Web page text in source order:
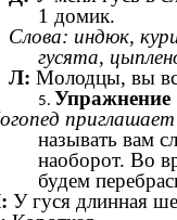
1 домик.
Слова: индюк,
гусята,
Л: Молодцы, вы
Упражнение
называть вам
наоборот. Во
будем
У гуся длинная